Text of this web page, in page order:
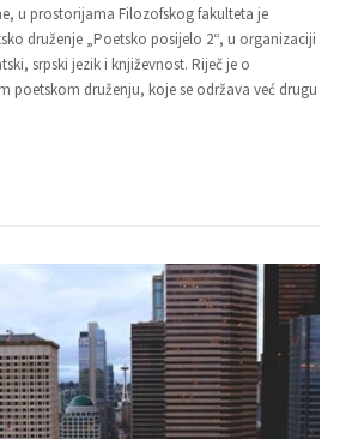
u prostorijama Filozofskog fakulteta je
druženje „Poetsko posijelo 2“, u organizaciji
srpski jezik i književnost. Riječ je o
poetskom druženju, koje se održava već drugu